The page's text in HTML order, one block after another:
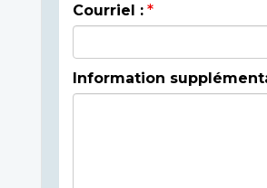
Courriel :
Information